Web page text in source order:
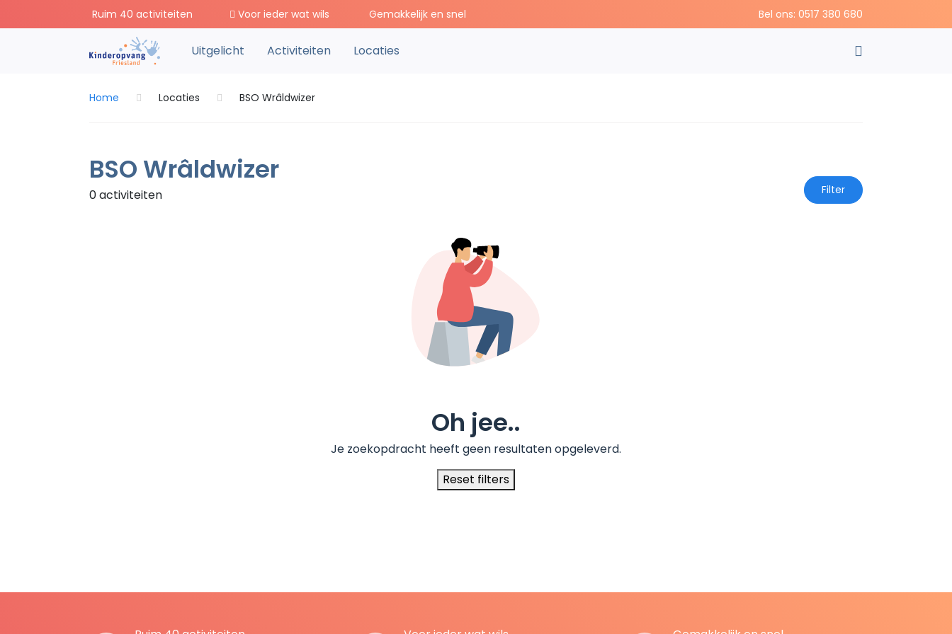
Ruim 40 activiteiten Voor ieder wat wils Gemakkelijk en snel Bel ons: 0517 380 680
Uitgelicht Activiteiten Locaties
Home Locaties BSO Wrâldwizer
BSO Wrâldwizer
0 activiteiten Filter
Oh jee..
Je zoekopdracht heeft geen resultaten opgeleverd.
Reset filters